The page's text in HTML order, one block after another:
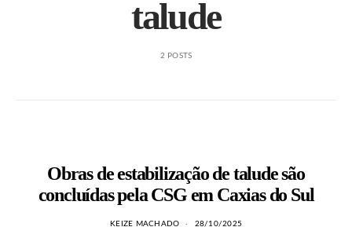
talude
2 POSTS
Obras de estabilização de talude são
concluídas pela CSG em Caxias do Sul
KEIZE MACHADO 28/10/2025